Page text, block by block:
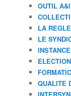
OUTIL A&I
LA
LE
QUALITE